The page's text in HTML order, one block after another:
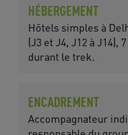
HÉBERGEMENT
Hôtels simples à
(J3 et J4, J12 à J14),
durant le trek.
ENCADREMENT
Accompagnateur